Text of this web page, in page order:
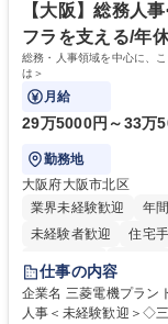
を込めてコミュニケー
す。 学歴・資格 学歴：大学院 大学 高専 短大 専修学校 高校 語学力： 資
格：
【大阪】総務人
フラを支える/年
総務・人事領域を中心に、
は＞
月給
29万5000円～33万
勤務地
大阪府大阪市北区
業界未経験歓迎
年
未経験者歓迎
住宅
退職金あり
駅近5分以内
土日祝
仕事の内容
企業名 三菱電機プラントエンジ
人事＜未経験歓迎＞◇三